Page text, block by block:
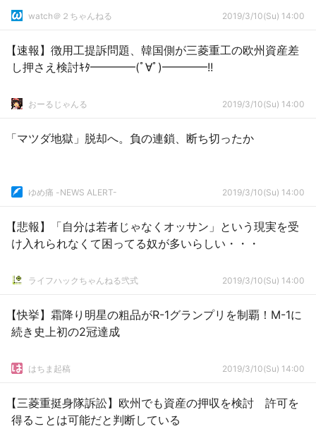
watch＠２ちゃんねる 2019/3/10(Su) 14:00
【速報】徴用工提訴問題、韓国側が三菱重工の欧州資産差
し押さえ検討ｷﾀ━━━━(ﾟ∀ﾟ)━━━━!!
おーるじゃんる 2019/3/10(Su) 14:00
「マツダ地獄」脱却へ。負の連鎖、断ち切ったか
ゆめ痛 -NEWS ALERT- 2019/3/10(Su) 14:00
【悲報】「自分は若者じゃなくオッサン」という現実を受
け入れられなくて困ってる奴が多いらしい・・・
ライフハックちゃんねる弐式 2019/3/10(Su) 14:00
【快挙】霜降り明星の粗品がR-1グランプリを制覇！M-1に
続き史上初の2冠達成
はちま起稿 2019/3/10(Su) 14:00
【三菱重挺身隊訴訟】欧州でも資産の押収を検討 許可を
得ることは可能だと判断している